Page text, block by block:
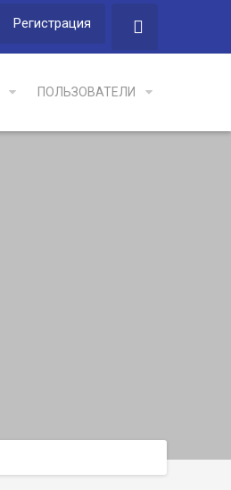
Регистрация
ПОЛЬЗОВАТЕЛИ